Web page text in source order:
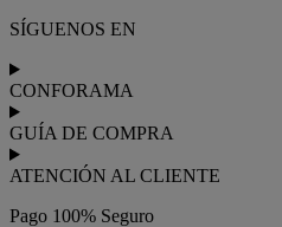
SÍGUENOS EN
CONFORAMA
GUÍA DE COMPRA
ATENCIÓN AL CLIENTE
Pago 100% Seguro